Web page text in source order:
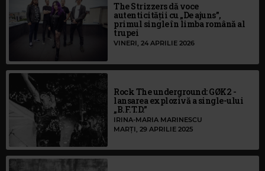
The Strizzers dă voce
autenticității cu „De ajuns”,
primul single în limba română al
trupei
VINERI, 24 APRILIE 2026
Rock The underground: GØK2 -
lansarea explozivă a single-ului
„B.F.T.D.”
IRINA-MARIA MARINESCU
MARȚI, 29 APRILIE 2025